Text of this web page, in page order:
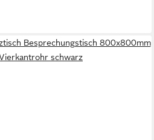
Besprechungstisch 800x800mm
schwarz